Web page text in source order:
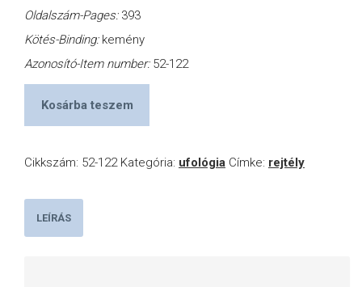
Oldalszám-Pages: 393
Kötés-Binding: kemény
Azonosító-Item number: 52-122
Kosárba teszem
Cikkszám: 52-122 Kategória: ufológia Címke: rejtély
LEÍRÁS